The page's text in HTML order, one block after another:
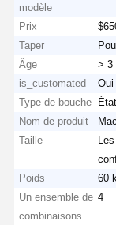
modèle
Prix
Taper
Âge
> 3
is_customated
Oui
Type de bouche
Nom de produit
Taille
Poids
60
Un ensemble de
combinaisons
4